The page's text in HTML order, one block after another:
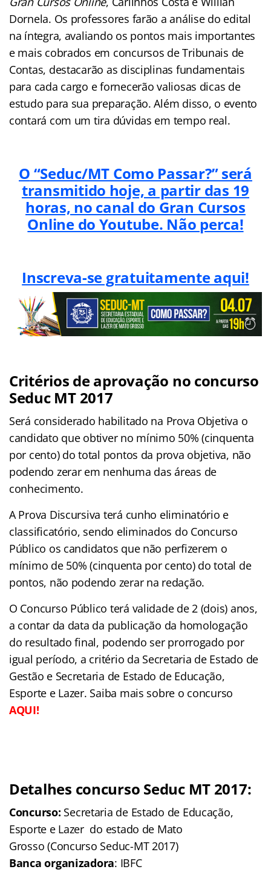
Dornela. Os professores farão a análise do edital
na íntegra, avaliando os pontos mais importantes
e mais cobrados em concursos de Tribunais de
Contas, destacarão as disciplinas fundamentais
para cada cargo e fornecerão valiosas dicas de
estudo para sua preparação. Além disso, o evento
contará com um tira dúvidas em tempo real.
O “Seduc/MT Como Passar?” será
transmitido hoje, a partir das 19
horas, no canal do Gran Cursos
Online do Youtube. Não perca!
Inscreva-se gratuitamente aqui!
Critérios de aprovação no concurso
Seduc MT 2017
Será considerado habilitado na Prova Objetiva o
candidato que obtiver no mínimo 50% (cinquenta
por cento) do total pontos da prova objetiva, não
podendo zerar em nenhuma das áreas de
conhecimento.
A Prova Discursiva terá cunho eliminatório e
classificatório, sendo eliminados do Concurso
Público os candidatos que não perfizerem o
mínimo de 50% (cinquenta por cento) do total de
pontos, não podendo zerar na redação.
O Concurso Público terá validade de 2 (dois) anos,
a contar da data da publicação da homologação
do resultado final, podendo ser prorrogado por
igual período, a critério da Secretaria de Estado de
Gestão e Secretaria de Estado de Educação,
Esporte e Lazer. Saiba mais sobre o concurso
AQUI!
Detalhes concurso Seduc MT 2017:
Concurso: Secretaria de Estado de Educação,
Esporte e Lazer do estado de Mato
Grosso (Concurso Seduc-MT 2017)
Banca organizadora: IBFC